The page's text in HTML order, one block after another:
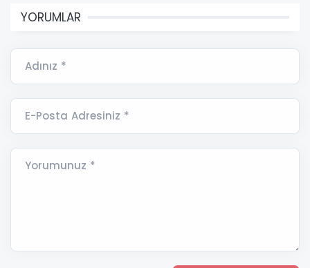
YORUMLAR
Adınız *
E-Posta Adresiniz *
Yorumunuz *